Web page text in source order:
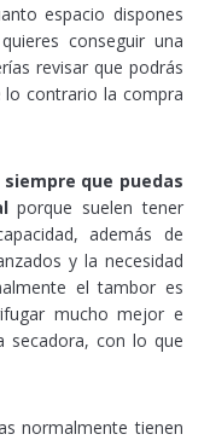
espacio dispones
conseguir una
revisar que podrás
lo contrario la compra
que puedas
porque suelen tener
además de
y la necesidad
el tambor es
mucho mejor e
secadora, con lo que
normalmente tienen